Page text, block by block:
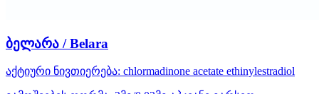
ბელარა / Belara
აქტიური ნივთიერება: chlormadinone acetate ethinylestradiol